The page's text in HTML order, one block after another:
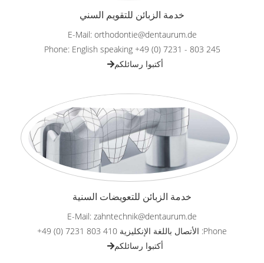
خدمة الزبائن للتقويم السني
E-Mail: orthodontie@dentaurum.de
Phone: English speaking +49 (0) 7231 - 803 245
أكتبوا رسائلكم
خدمة الزبائن للتعويضات السنية
E-Mail: zahntechnik@dentaurum.de
Phone: الأتصال باللغة الإنكليزية 410 803 7231 (0) 49+
أكتبوا رسائلكم